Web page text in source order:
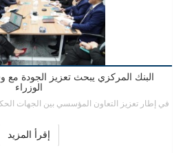
البنك المركزي يبحث تعزيز الجودة مع
الوزراء
في إطار تعزيز التعاون المؤسسي بين الجهات
إقرأ المزيد